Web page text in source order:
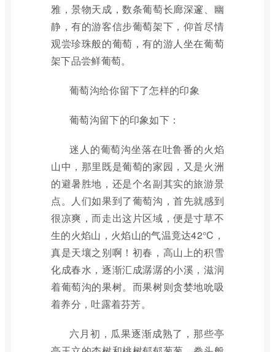
雅，景物天成，数条葡萄长廊深邃、幽
静，有的游客信步葡萄架下，仰首尽情
观尝珍珠般的葡萄，有的游人坐在葡萄
架下品尝鲜葡萄。
葡萄沟给你留下了怎样的印象
葡萄沟留下的印象如下：
迷人的葡萄沟坐落在吐鲁番的火焰
山中，那里既是葡萄的家园，又是火洲
的避暑胜地，还是个名副其实的旅游景
点。人们如果到了葡萄沟，首先就感到
很凉爽，而走出这片区域，便是寸草不
生的火焰山，火焰山的气温竟达42°C，
真是天壤之别啊！初春，高山上的积雪
化成春水，逐渐汇成潺潺的小溪，滋润
着葡萄沟的果树。而果树则贪婪地吮吸
着养分，吐露着芬芳。
六月初，瓜果逐渐成熟了，那些亭